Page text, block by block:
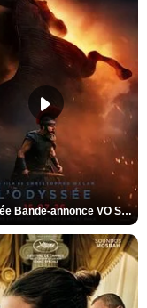
L'Odyssée Bande-annonce VO STFR